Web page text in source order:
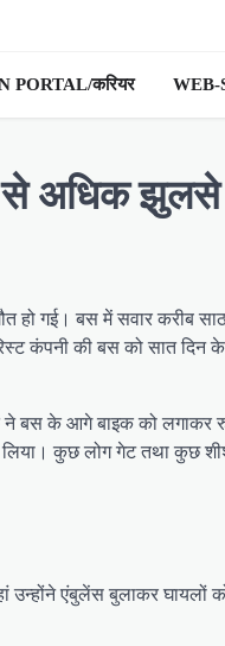
PORTAL/करियर WEB-
से अधिक झुलसे
गई। बस में सवार करीब
कंपनी की बस को सात दिन
ने बस के आगे बाइक को लगाकर
कुछ लोग गेट तथा कुछ
उन्होंने एंबुलेंस बुलाकर